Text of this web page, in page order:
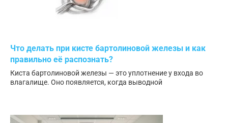
Что делать при кисте бартолиновой железы и как
правильно её распознать?
Киста бартолиновой железы — это уплотнение у входа во
влагалище. Оно появляется, когда выводной